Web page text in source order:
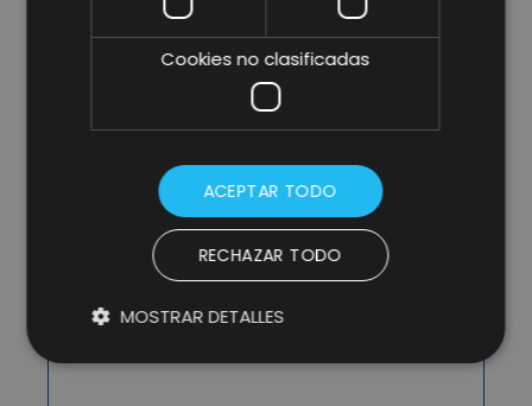
Cookies no clasificadas
ACEPTAR TODO
RECHAZAR TODO
MOSTRAR DETALLES